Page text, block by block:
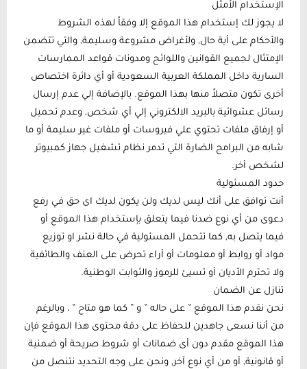
الإستخدام الأمثل
لا يجوز لك إستخدام هذا الموقع إلا وفقاً لهذه الشروط
والأحكام على أية حال, ولأغراض مشروعة وسليمة, والتي تتضمن
الإمتثال لجميع القوانين واللوائح ومدونات قواعد الممارسات
السارية داخل المملكة العربية السعودية أو أي دائرة اختصاص
أخرى تكون متصلاً منها بهذا الموقع. بالإضافة إلي عدم إرسال
رسائل عشوائية بالبريد الالكتروني إلي أي شخص, وعدم تحميل
أو إرفاق ملفات تحتوي علي فيروسات أو ملفات غير سليمة أو ما
شابه من البرامج الضارة التي تدمر نظام تشغيل جهاز كمبيوتر
لشخص أخر.
حدود المسئولية
أنت توافق على أنك ليس لديك ولن يكون لديك اى حق في رفع
دعوى من أي نوع ضدنا فيما يتعلق بإستخدام هذا الموقع أو
فيما يتصل به, كما تتحمل المسئولية في حالة نشر او توزيع
مواد أو روابط أو معلومات أو أراء تحرض على العنف والطائفية
ولا تحترم الأديان أو تسيئ للرموز والثوابت الوطنية.
تنازل عن الضمان
نحن نقدم هذا الموقع ” على حاله ” و ” كما هو متاح ” ، وبالرغم
من أننا نسعى جاهدين للحفاظ على دقة محتوى هذا الموقع فإن
هذا الموقع مقدم دون أى ضمانات أو شروط صريحة أو ضمنية
أو قانونية, أو من أي نوع آخر, ونحن على وجه التحديد نتنصل من